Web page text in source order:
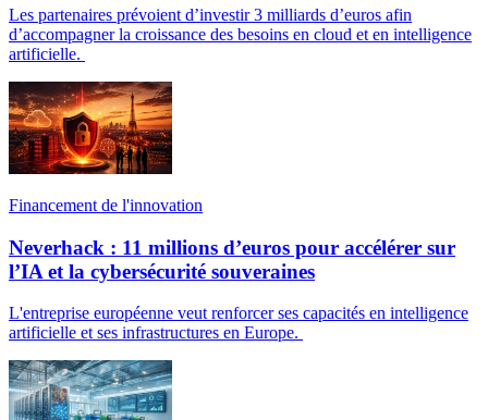
Les partenaires prévoient d’investir 3 milliards d’euros afin
d’accompagner la croissance des besoins en cloud et en intelligence
artificielle.
Financement de l'innovation
Neverhack : 11 millions d’euros pour accélérer sur
l’IA et la cybersécurité souveraines
L'entreprise européenne veut renforcer ses capacités en intelligence
artificielle et ses infrastructures en Europe.